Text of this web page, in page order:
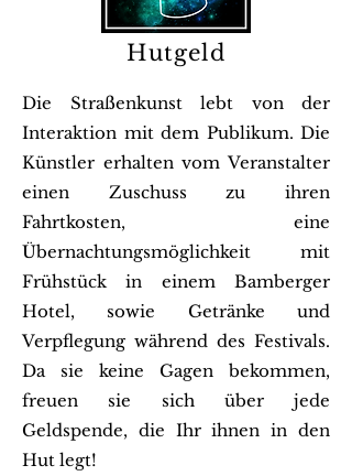
Hutgeld
Die Straßenkunst lebt von der
Interaktion mit dem Publikum. Die
Künstler erhalten vom Veranstalter
einen Zuschuss zu ihren
Fahrtkosten, eine
Übernachtungsmöglichkeit mit
Frühstück in einem Bamberger
Hotel, sowie Getränke und
Verpflegung während des Festivals.
Da sie keine Gagen bekommen,
freuen sie sich über jede
Geldspende, die Ihr ihnen in den
Hut legt!